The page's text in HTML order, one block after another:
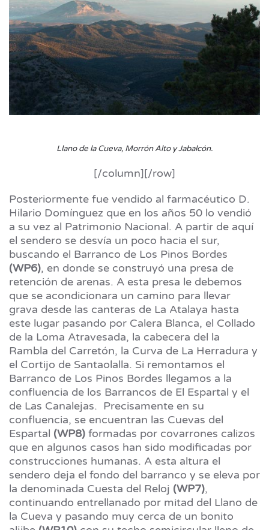
Llano de la Cueva, Morrón Alto y Jabalcón.
[/column][/row]
Posteriormente fue vendido al farmacéutico D.
Hilario Domínguez que en los años 50 lo vendió
a su vez al Patrimonio Nacional. A partir de aquí
el sendero se desvía un poco hacia el sur,
buscando el Barranco de Los Pinos Bordes
(WP6), en donde se construyó una presa de
retención de arenas. A esta presa le debemos
que se acondicionara un camino para llevar
grava desde las canteras de La Atalaya hasta
este lugar pasando por Calera Blanca, el Collado
de la Loma Atravesada, la cabecera del la
Rambla del Carretón, la Curva de La Herradura y
el Cortijo de Santaolalla. Si remontamos el
Barranco de Los Pinos Bordes llegamos a la
confluencia de los Barrancos de El Espartal y el
de Las Canalejas. Precisamente en su
confluencia, se encuentran las Cuevas del
Espartal (WP8) formadas por covarrones calizos
que en algunos casos han sido modificadas por
construcciones humanas. A esta altura el
sendero deja el fondo del barranco y se eleva por
la denominada Cuesta del Reloj (WP7),
continuando entrellanado por mitad del Llano de
la Cueva y pasando muy cerca de un bonito